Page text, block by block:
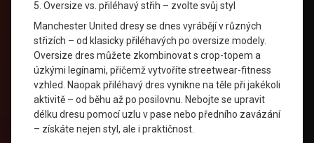
5. Oversize vs. přiléhavý střih – zvolte svůj styl
Manchester United dresy se dnes vyrábějí v různých
střizích – od klasicky přiléhavých po oversize modely.
Oversize dres můžete zkombinovat s crop-topem a
úzkými legínami, přičemž vytvoříte streetwear-fitness
vzhled. Naopak přiléhavý dres vynikne na těle při jakékoli
aktivitě – od běhu až po posilovnu. Nebojte se upravit
délku dresu pomocí uzlu v pase nebo předního zavázání
– získáte nejen styl, ale i praktičnost.